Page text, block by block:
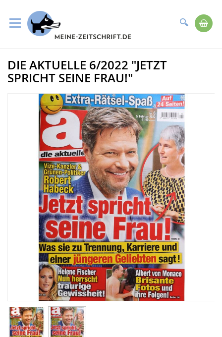
Suche
zum
Inhalt
Zum
Ende
der
Bildergalerie
DIE AKTUELLE 6/2022 "JETZT
SPRICHT SEINE FRAU!"